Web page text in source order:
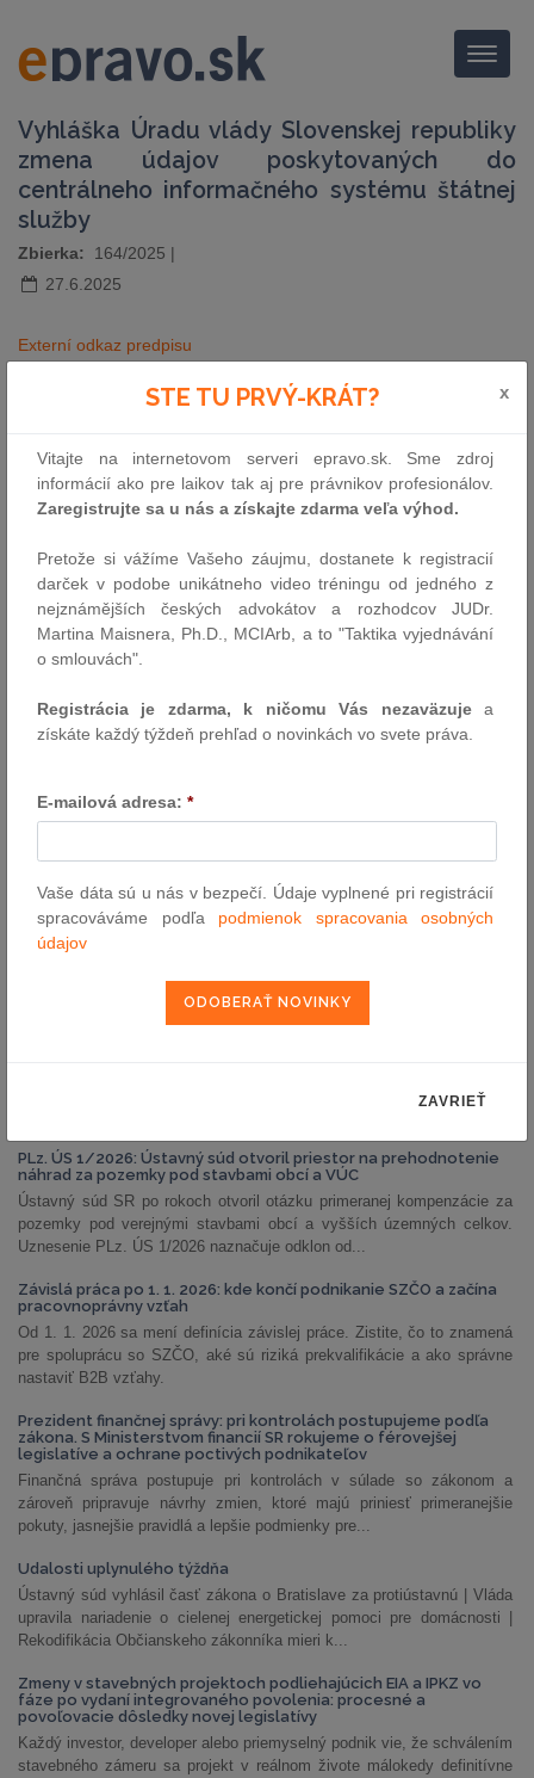
Menu
Vyhláška Úradu vlády Slovenskej republiky
zmena údajov poskytovaných do
centrálneho informačného systému štátnej
služby
Zbierka: 164/2025 |
27.6.2025
Externí odkaz predpisu
VYHĽADÁVANIE ASPI
Číslo predpisu:
Názov:
Text:
PLz. ÚS 1/2026: Ústavný súd otvoril priestor na prehodnotenie
náhrad za pozemky pod stavbami obcí a VÚC
Ústavný súd SR po rokoch otvoril otázku primeranej kompenzácie za
pozemky pod verejnými stavbami obcí a vyšších územných celkov.
Uznesenie PLz. ÚS 1/2026 naznačuje odklon od...
Závislá práca po 1. 1. 2026: kde končí podnikanie SZČO a začína
pracovnoprávny vzťah
Od 1. 1. 2026 sa mení definícia závislej práce. Zistite, čo to znamená
pre spoluprácu so SZČO, aké sú riziká prekvalifikácie a ako správne
nastaviť B2B vzťahy.
Prezident finančnej správy: pri kontrolách postupujeme podľa
zákona. S Ministerstvom financií SR rokujeme o férovejšej
legislatíve a ochrane poctivých podnikateľov
Finančná správa postupuje pri kontrolách v súlade so zákonom a
zároveň pripravuje návrhy zmien, ktoré majú priniesť primeranejšie
pokuty, jasnejšie pravidlá a lepšie podmienky pre...
Udalosti uplynulého týždňa
Ústavný súd vyhlásil časť zákona o Bratislave za protiústavnú | Vláda
upravila nariadenie o cielenej energetickej pomoci pre domácnosti |
Rekodifikácia Občianskeho zákonníka mieri k...
Zmeny v stavebných projektoch podliehajúcich EIA a IPKZ vo
fáze po vydaní integrovaného povolenia: procesné a
povoľovacie dôsledky novej legislatívy
Každý investor, developer alebo priemyselný podnik vie, že schválením
stavebného zámeru sa projekt v reálnom živote málokedy definitívne
STE TU PRVÝ-KRÁT? x
Vitajte na internetovom serveri epravo.sk. Sme zdroj
informácií ako pre laikov tak aj pre právnikov profesionálov.
Zaregistrujte sa u nás a získajte zdarma veľa výhod.
Pretože si vážíme Vašeho záujmu, dostanete k registracií
darček v podobe unikátneho video tréningu od jedného z
nejznámějších českých advokátov a rozhodcov JUDr.
Martina Maisnera, Ph.D., MCIArb, a to "Taktika vyjednávání
o smlouvách".
Registrácia je zdarma, k ničomu Vás nezaväzujea
získáte každý týždeň prehľad o novinkách vo svete práva.
E-mailová adresa: *
Vaše dáta sú u nás v bezpečí. Údaje vyplnené pri registrácií
spracováváme podľa podmienok spracovania osobných
údajov
ZAVRIEŤ